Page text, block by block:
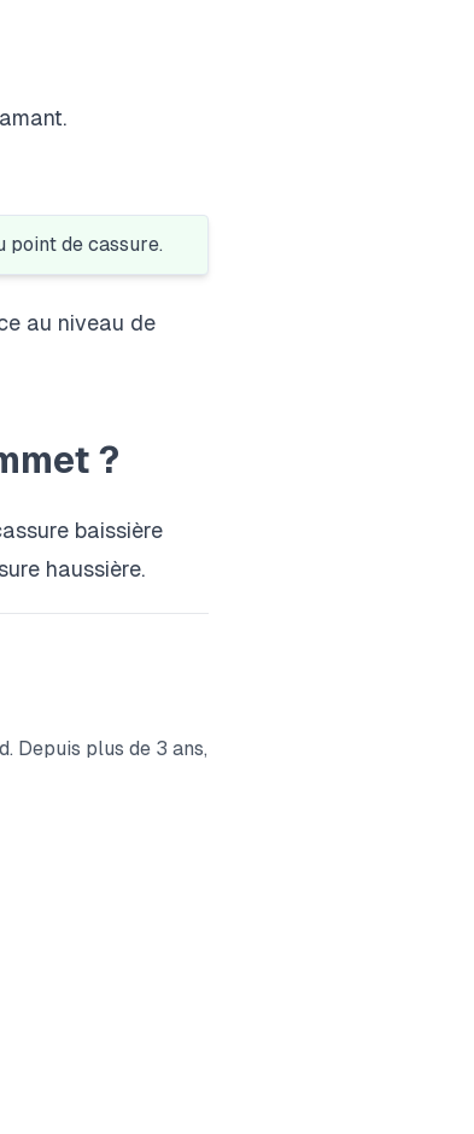
point de cassure.
au niveau de
?
baissière
haussière.
Depuis plus de 3 ans,